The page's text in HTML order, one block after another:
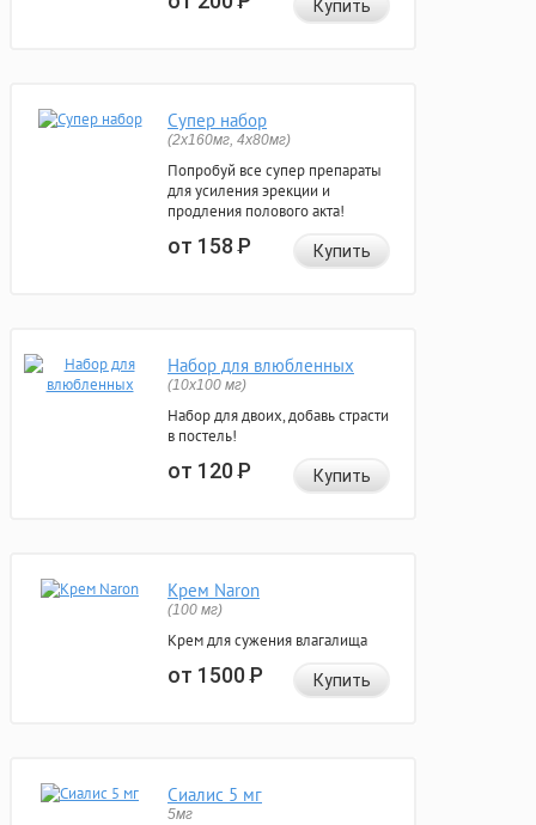
Купить
Супер набор
(2х160мг, 4х80мг)
Попробуй все супер препараты
для усиления эрекции и
продления полового акта!
от 158Р Купить
Набор для влюбленных
(10х100 мг)
Набор для двоих, добавь страсти
в постель!
от 120Р Купить
Крем Naron
(100 мг)
Крем для сужения влагалища
от 1500Р Купить
Сиалис 5 мг
5мг